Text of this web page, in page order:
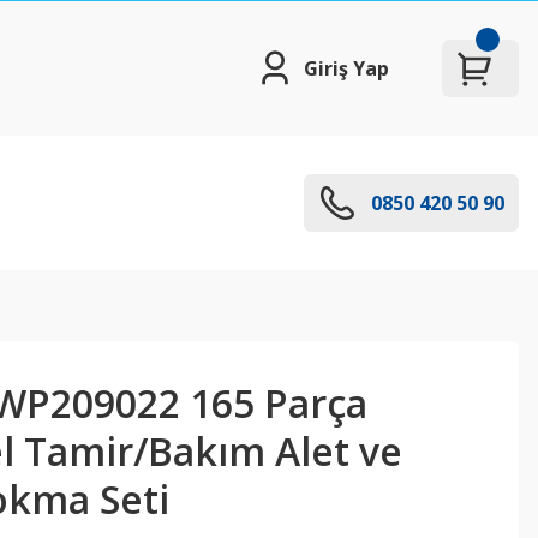
Giriş Yap
0850 420 50 90
165 Parça
Tamir/Bakım Alet ve
Seti